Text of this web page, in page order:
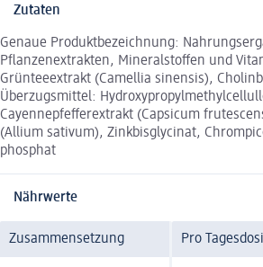
Zutaten
Genaue Produktbezeichnung:
Pflanzenextrakten, Mineralstoffen und
Grünteeextrakt (Camellia sinensis),
Überzugsmittel:
Cayennepfefferextrakt (Capsicum
(Allium sativum), Zinkbisglycinat,
phosphat
Nährwerte
Zusammensetzung Pro